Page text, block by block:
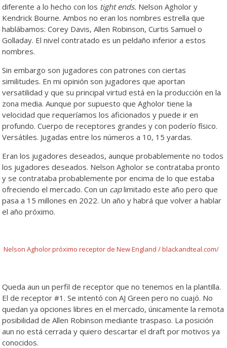
diferente a lo hecho con los tight ends. Nelson Agholor y
Kendrick Bourne. Ambos no eran los nombres estrella que
hablábamos: Corey Davis, Allen Robinson, Curtis Samuel o
Golladay. El nivel contratado es un peldaño inferior a estos
nombres.
Sin embargo son jugadores con patrones con ciertas
similitudes. En mi opinión son jugadores que aportan
versatilidad y que su principal virtud está en la producción en la
zona media. Aunque por supuesto que Agholor tiene la
velocidad que requeríamos los aficionados y puede ir en
profundo. Cuerpo de receptores grandes y con poderío físico.
Versátiles. Jugadas entre los números a 10, 15 yardas.
Eran los jugadores deseados, aunque probablemente no todos
los jugadores deseados. Nelson Agholor se contrataba pronto
y se contrataba probablemente por encima de lo que estaba
ofreciendo el mercado. Con un caplimitado este año pero que
pasa a 15 millones en 2022. Un año y habrá que volver a hablar
el año próximo.
Nelson Agholor próximo receptor de New England / blackandteal.com/
Queda aun un perfil de receptor que no tenemos en la plantilla.
El de receptor #1. Se intentó con AJ Green pero no cuajó. No
quedan ya opciones libres en el mercado, únicamente la remota
posibilidad de Allen Robinson mediante traspaso. La posición
aun no está cerrada y quiero descartar el draft por motivos ya
conocidos.